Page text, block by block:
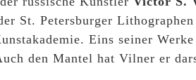
St. Petersburger Lithographen
Eins seiner
den Mantel hat Vilner er